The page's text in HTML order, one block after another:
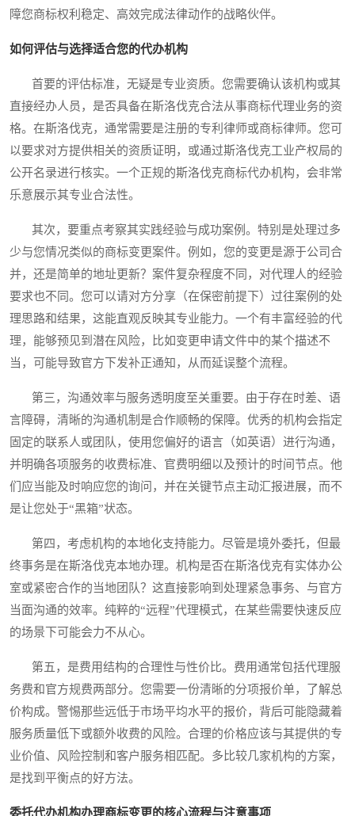
障您商标权利稳定、高效完成法律动作的战略伙伴。
如何评估与选择适合您的代办机构
首要的评估标准，无疑是专业资质。您需要确认该机构或其
直接经办人员，是否具备在斯洛伐克合法从事商标代理业务的资
格。在斯洛伐克，通常需要是注册的专利律师或商标律师。您可
以要求对方提供相关的资质证明，或通过斯洛伐克工业产权局的
公开名录进行核实。一个正规的斯洛伐克商标代办机构，会非常
乐意展示其专业合法性。
其次，要重点考察其实践经验与成功案例。特别是处理过多
少与您情况类似的商标变更案件。例如，您的变更是源于公司合
并，还是简单的地址更新？案件复杂程度不同，对代理人的经验
要求也不同。您可以请对方分享（在保密前提下）过往案例的处
理思路和结果，这能直观反映其专业能力。一个有丰富经验的代
理，能够预见到潜在风险，比如变更申请文件中的某个描述不
当，可能导致官方下发补正通知，从而延误整个流程。
第三，沟通效率与服务透明度至关重要。由于存在时差、语
言障碍，清晰的沟通机制是合作顺畅的保障。优秀的机构会指定
固定的联系人或团队，使用您偏好的语言（如英语）进行沟通，
并明确各项服务的收费标准、官费明细以及预计的时间节点。他
们应当能及时响应您的询问，并在关键节点主动汇报进展，而不
是让您处于“黑箱”状态。
第四，考虑机构的本地化支持能力。尽管是境外委托，但最
终事务是在斯洛伐克本地办理。机构是否在斯洛伐克有实体办公
室或紧密合作的当地团队？这直接影响到处理紧急事务、与官方
当面沟通的效率。纯粹的“远程”代理模式，在某些需要快速反应
的场景下可能会力不从心。
第五，是费用结构的合理性与性价比。费用通常包括代理服
务费和官方规费两部分。您需要一份清晰的分项报价单，了解总
价构成。警惕那些远低于市场平均水平的报价，背后可能隐藏着
服务质量低下或额外收费的风险。合理的价格应该与其提供的专
业价值、风险控制和客户服务相匹配。多比较几家机构的方案，
是找到平衡点的好方法。
委托代办机构办理商标变更的核心流程与注意事项